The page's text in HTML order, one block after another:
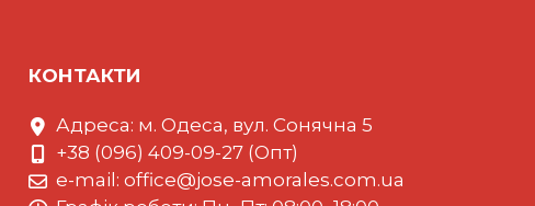
КОНТАКТИ
Адреса: м. Одеса, вул. Сонячна 5
+38 (096) 409-09-27 (Опт)
e-mail: office@jose-amorales.com.ua